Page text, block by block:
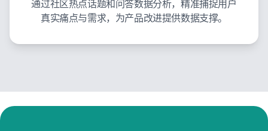
通过社区热点话题和问答数据分析，精准捕捉用户
真实痛点与需求，为产品改进提供数据支撑。